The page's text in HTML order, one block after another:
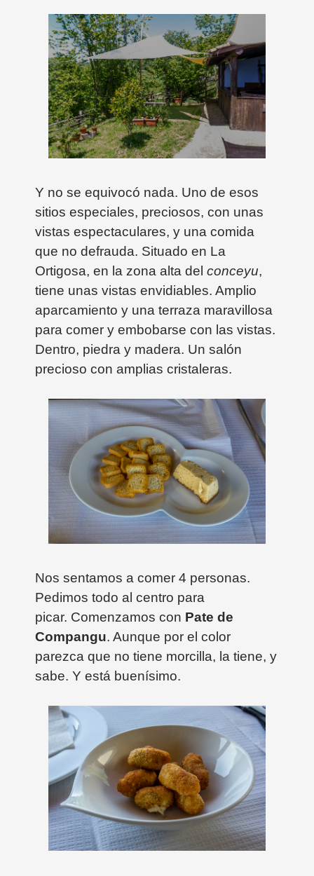
Y no se equivocó nada. Uno de esos
sitios especiales, preciosos, con unas
vistas espectaculares, y una comida
que no defrauda. Situado en La
Ortigosa, en la zona alta del conceyu,
tiene unas vistas envidiables. Amplio
aparcamiento y una terraza maravillosa
para comer y embobarse con las vistas.
Dentro, piedra y madera. Un salón
precioso con amplias cristaleras.
Nos sentamos a comer 4 personas.
Pedimos todo al centro para
picar. Comenzamos con Pate de
Compangu. Aunque por el color
parezca que no tiene morcilla, la tiene, y
sabe. Y está buenísimo.